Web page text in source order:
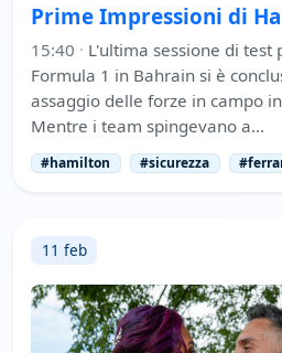
Prime Impressioni di
15:40 · L'ultima sessione di test
Formula 1 in Bahrain si è
assaggio delle forze in campo
Mentre i team spingevano a…
#hamilton #sicurezza
11 feb